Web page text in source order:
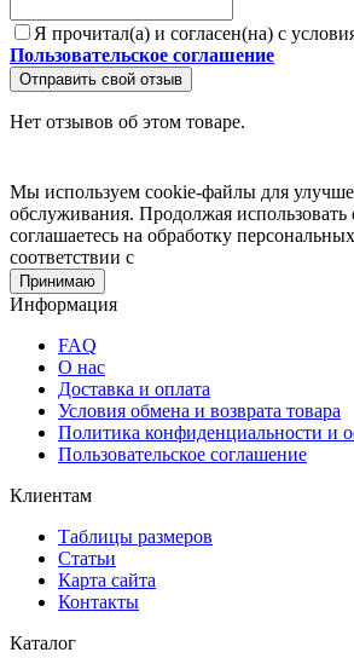
Я прочитал(а) и согласен(на) с
Пользовательское соглашение
Отправить свой отзыв
Нет отзывов об этом товаре.
Мы используем cookie-файлы для
обслуживания. Продолжая использовать
соглашаетесь на обработку
соответствии с
Принимаю
Информация
FAQ
О нас
Доставка и оплата
Условия обмена и возврата товара
Политика конфиденциальности и
Пользовательское соглашение
Клиентам
Таблицы размеров
Статьи
Карта сайта
Контакты
Каталог